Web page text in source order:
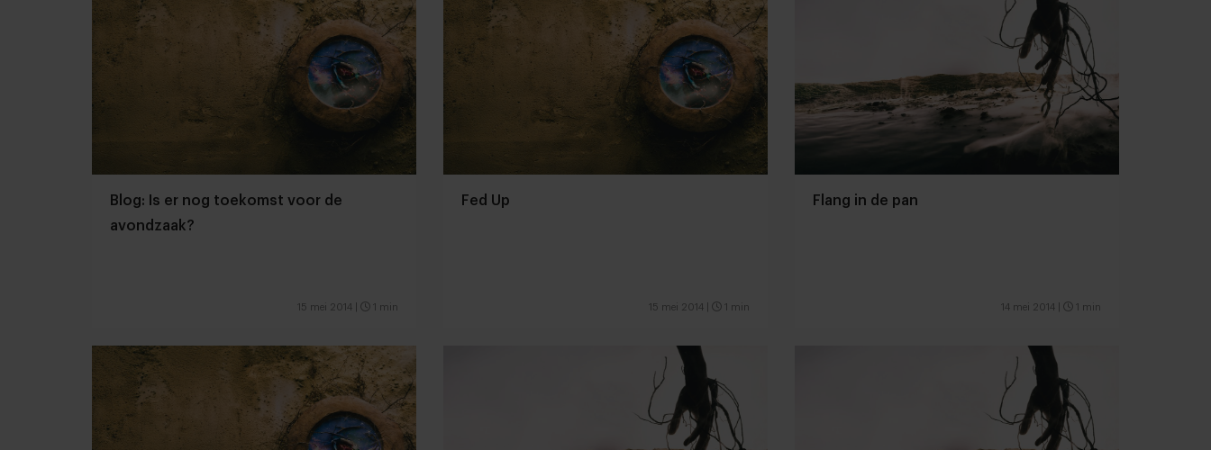
Blog: Is er nog toekomst voor de
avondzaak?
15 mei 2014 1 min
Fed Up
15 mei 2014 1 min
Flang in de pan
14 mei 2014 1 min